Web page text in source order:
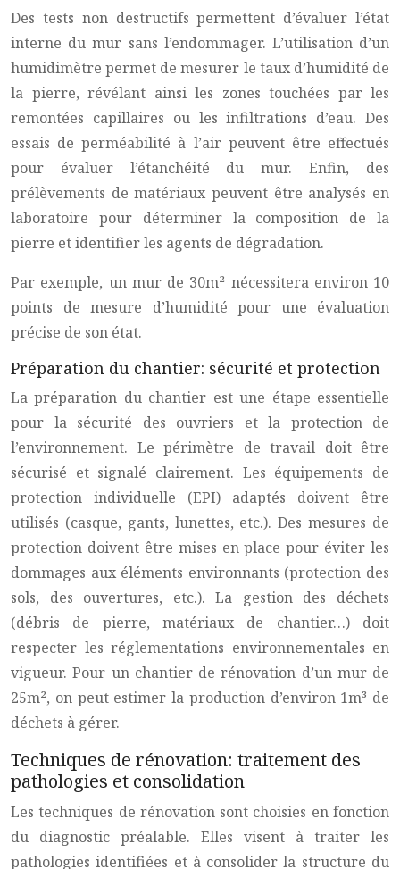
Des tests non destructifs permettent d’évaluer l’état
interne du mur sans l’endommager. L’utilisation d’un
humidimètre permet de mesurer le taux d’humidité de
la pierre, révélant ainsi les zones touchées par les
remontées capillaires ou les infiltrations d’eau. Des
essais de perméabilité à l’air peuvent être effectués
pour évaluer l’étanchéité du mur. Enfin, des
prélèvements de matériaux peuvent être analysés en
laboratoire pour déterminer la composition de la
pierre et identifier les agents de dégradation.
Par exemple, un mur de 30m² nécessitera environ 10
points de mesure d’humidité pour une évaluation
précise de son état.
Préparation du chantier: sécurité et protection
La préparation du chantier est une étape essentielle
pour la sécurité des ouvriers et la protection de
l’environnement. Le périmètre de travail doit être
sécurisé et signalé clairement. Les équipements de
protection individuelle (EPI) adaptés doivent être
utilisés (casque, gants, lunettes, etc.). Des mesures de
protection doivent être mises en place pour éviter les
dommages aux éléments environnants (protection des
sols, des ouvertures, etc.). La gestion des déchets
(débris de pierre, matériaux de chantier…) doit
respecter les réglementations environnementales en
vigueur. Pour un chantier de rénovation d’un mur de
25m², on peut estimer la production d’environ 1m³ de
déchets à gérer.
Techniques de rénovation: traitement des
pathologies et consolidation
Les techniques de rénovation sont choisies en fonction
du diagnostic préalable. Elles visent à traiter les
pathologies identifiées et à consolider la structure du